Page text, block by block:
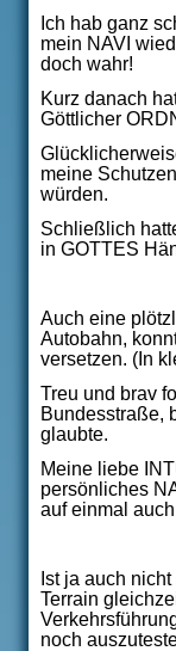
Ich hab ganz
mein NAVI
doch wahr!
Kurz danach
Göttlicher
meine
würden.
Schließlich
in GOTTES
Auch eine
Autobahn,
versetzen. (In
Treu und brav
Bundesstraße,
glaubte.
Meine liebe
persönliches
auf einmal
Ist ja auch
Terrain
noch